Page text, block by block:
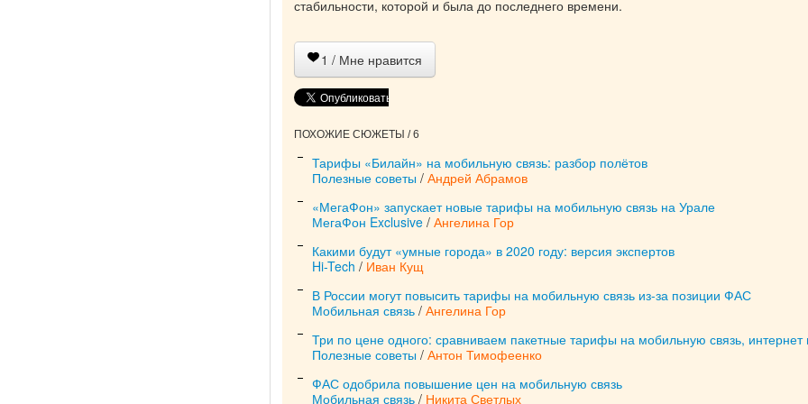
стабильности, которой и была до последнего времени.
1 / Мне нравится
ПОХОЖИЕ СЮЖЕТЫ / 6
Тарифы «Билайн» на мобильную связь: разбор полётов
Полезные советы / Андрей Абрамов
«МегаФон» запускает новые тарифы на мобильную связь на Урале
МегаФон Exclusive / Ангелина Гор
Какими будут «умные города» в 2020 году: версия экспертов
Hi-Tech / Иван Кущ
В России могут повысить тарифы на мобильную связь из-за позиции ФАС
Мобильная связь / Ангелина Гор
Три по цене одного: сравниваем пакетные тарифы на мобильную связь,
Полезные советы / Антон Тимофеенко
ФАС одобрила повышение цен на мобильную связь
Мобильная связь / Никита Светлых